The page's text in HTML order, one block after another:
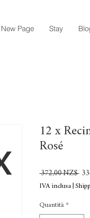
New Page Stay
12 x
Rosé
372,00 NZ$
IVA inclusa
Quantità *